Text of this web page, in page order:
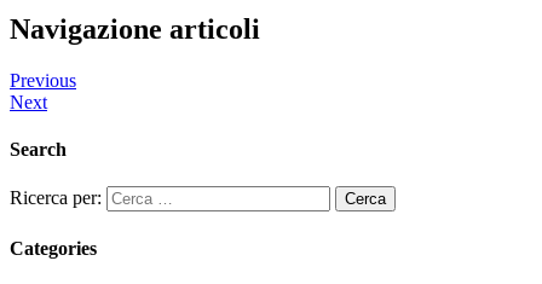
Navigazione articoli
Previous
Next
Search
Ricerca per:
Categories